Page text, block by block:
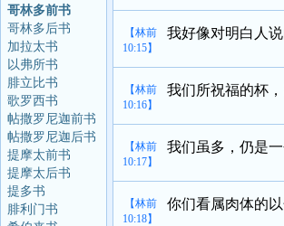
哥林多前书
哥林多后书
加拉太书
以弗所书
腓立比书
歌罗西书
帖撒罗尼迦前书
帖撒罗尼迦后书
提摩太前书
提摩太后书
提多书
腓利门书
【林前
10:15】
我好像对明白人
【林前
10:16】
我们所祝福的杯
【林前
10:17】
我们虽多，仍是
【林前
10:18】
你们看属肉体的